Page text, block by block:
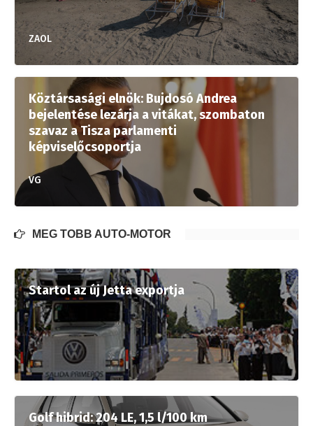
ZAOL
Köztársasági elnök: Bujdosó Andrea
bejelentése lezárja a vitákat, szombaton
szavaz a Tisza parlamenti
képviselőcsoportja
VG
MÉG TÖBB AUTÓ-MOTOR
Startol az új Jetta exportja
Golf hibrid: 204 LE, 1,5 l/100 km